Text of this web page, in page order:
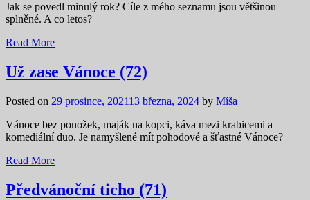
Jak se povedl minulý rok? Cíle z mého seznamu jsou většinou
splněné. A co letos?
Read More
Už zase Vánoce (72)
Posted on 29 prosince, 202113 března, 2024 by Míša
Vánoce bez ponožek, maják na kopci, káva mezi krabicemi a
komediální duo. Je namyšlené mít pohodové a šťastné Vánoce?
Read More
Předvánoční ticho (71)